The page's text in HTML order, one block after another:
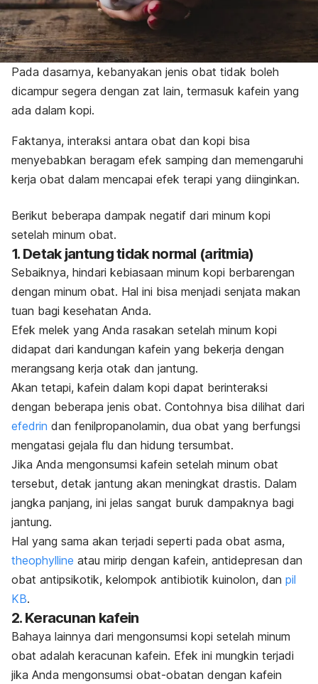
Pada dasarnya, kebanyakan jenis obat tidak boleh
dicampur segera dengan zat lain, termasuk kafein yang
ada dalam kopi.
Faktanya, interaksi antara obat dan kopi bisa
menyebabkan beragam efek samping dan memengaruhi
kerja obat dalam mencapai efek terapi yang diinginkan.
Berikut beberapa dampak negatif dari minum kopi
setelah minum obat.
1. Detak jantung tidak normal (aritmia)
Sebaiknya, hindari kebiasaan minum kopi berbarengan
dengan minum obat. Hal ini bisa menjadi senjata makan
tuan bagi kesehatan Anda.
Efek melek yang Anda rasakan setelah minum kopi
didapat dari kandungan kafein yang bekerja dengan
merangsang kerja otak dan jantung.
Akan tetapi, kafein dalam kopi dapat berinteraksi
dengan beberapa jenis obat. Contohnya bisa dilihat dari
efedrin dan fenilpropanolamin, dua obat yang berfungsi
mengatasi gejala flu dan hidung tersumbat.
Jika Anda mengonsumsi kafein setelah minum obat
tersebut, detak jantung akan meningkat drastis. Dalam
jangka panjang, ini jelas sangat buruk dampaknya bagi
jantung.
Hal yang sama akan terjadi seperti pada obat asma,
theophylline atau mirip dengan kafein, antidepresan dan
obat antipsikotik, kelompok antibiotik kuinolon, dan pil
KB.
2. Keracunan kafein
Bahaya lainnya dari mengonsumsi kopi setelah minum
obat adalah keracunan kafein. Efek ini mungkin terjadi
jika Anda mengonsumsi obat-obatan dengan kafein